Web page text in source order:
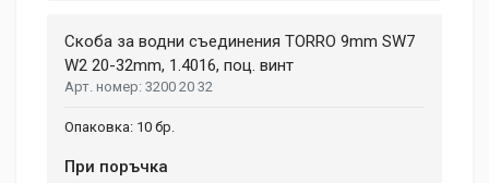
Скоба за водни съединения TORRО 9mm SW7
W2 20-32mm, 1.4016, поц. винт
3200 20 32
10 бр.
При поръчка